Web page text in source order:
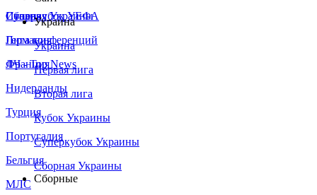
Сборная Украины
Италия
Германия
Франция
Нидерланды
Турция
Португалия
Бельгия
МЛС
Суперкубок УЕФА
Лига конференций
ЛЧ - Top News
Украина
Украина
Первая лига
Вторая лига
Кубок Украины
Суперкубок Украины
Сборная Украины
Сборные